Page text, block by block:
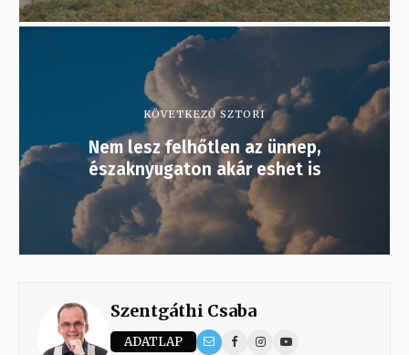
KÖVETKEZŐ SZTORI
Nem lesz felhőtlen az ünnep,
északnyugaton akár eshet is
Szentgáthi Csaba
ADATLAP